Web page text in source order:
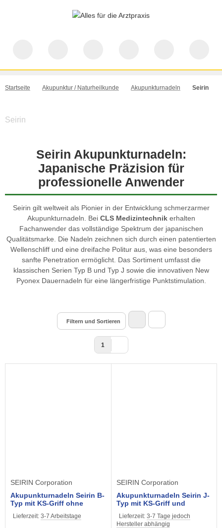
Startseite Akupunktur / Naturheilkunde Akupunkturnadeln Seirin
Seirin
Seirin Akupunkturnadeln:
Japanische Präzision für
professionelle Anwender
Seirin gilt weltweit als Pionier in der Entwicklung schmerzarmer
Akupunkturnadeln. Bei CLS Medizintechnikerhalten
Fachanwender das vollständige Spektrum der japanischen
Qualitätsmarke. Die Nadeln zeichnen sich durch einen patentierten
Wellenschliff und eine dreifache Politur aus, was eine besonders
sanfte Penetration ermöglicht. Das Sortiment umfasst die
klassischen Serien Typ B und Typ J sowie die innovativen New
Pyonex Dauernadeln für eine längerfristige Punktstimulation.
Filtern und Sortieren
1
SEIRIN Corporation
Akupunkturnadeln Seirin B-
Typ mit KS-Griff ohne
verschiedene Größen
Lieferzeit: 3-7 Arbeitstage
SEIRIN Corporation
Akupunkturnadeln Seirin J-
Typ mit KS-Griff und
Lieferzeit: 3-7 Tage jedoch
Hersteller abhängig